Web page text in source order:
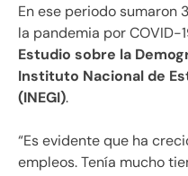
En ese periodo sumaron
la pandemia por COVID-
Estudio sobre la
Instituto Nacional de
(INEGI).
“Es evidente que ha
empleos. Tenía mucho